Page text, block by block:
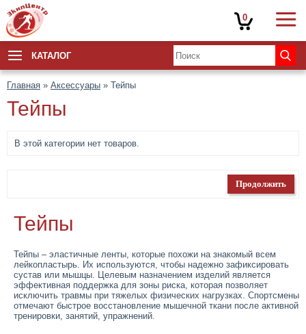
КАТАЛОГ
Главная » Аксессуары » Тейпы
Тейпы
В этой категории нет товаров.
Продолжить
Тейпы
Тейпы – эластичные ленты, которые похожи на знакомый всем
лейкопластырь. Их используются, чтобы надежно зафиксировать
сустав или мышцы. Целевым назначением изделий является
эффективная поддержка для зоны риска, которая позволяет
исключить травмы при тяжелых физических нагрузках. Спортсмены
отмечают быстрое восстановление мышечной ткани после активной
тренировки, занятий, упражнений.
0